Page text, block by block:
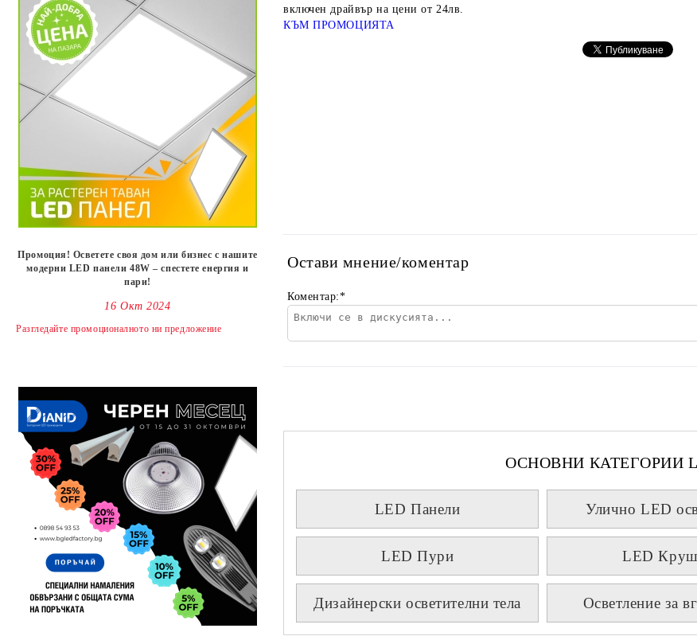
Промоция! Осветете своя дом или бизнес с нашите
модерни LED панели 48W – спестете енергия и
пари!
16 Окт 2024
Разгледайте промоционалното ни предложениe
включен драйвър на цени от 24лв.
КЪМ ПРОМОЦИЯТА
Остави мнение/коментар
Коментар:*
ОСНОВНИ КАТЕГОРИИ
LED Панели Улично LED
LED Пури LED
Дизайнерски осветителни тела Осветление за